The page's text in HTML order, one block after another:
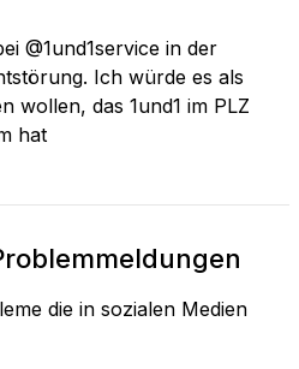
@1und1service in der
Ich würde es als
wollen, das 1und1 im PLZ
hat
die in sozialen Medien